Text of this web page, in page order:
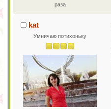
раза
kat
Умничаю потихоньку